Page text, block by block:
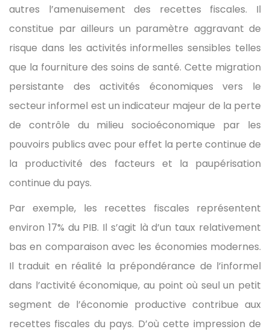
autres l’amenuisement des recettes fiscales. Il
constitue par ailleurs un paramètre aggravant de
risque dans les activités informelles sensibles telles
que la fourniture des soins de santé. Cette migration
persistante des activités économiques vers le
secteur informel est un indicateur majeur de la perte
de contrôle du milieu socioéconomique par les
pouvoirs publics avec pour effet la perte continue de
la productivité des facteurs et la paupérisation
continue du pays.
Par exemple, les recettes fiscales représentent
environ 17% du PIB. Il s’agit là d’un taux relativement
bas en comparaison avec les économies modernes.
Il traduit en réalité la prépondérance de l’informel
dans l’activité économique, au point où seul un petit
segment de l’économie productive contribue aux
recettes fiscales du pays. D’où cette impression de